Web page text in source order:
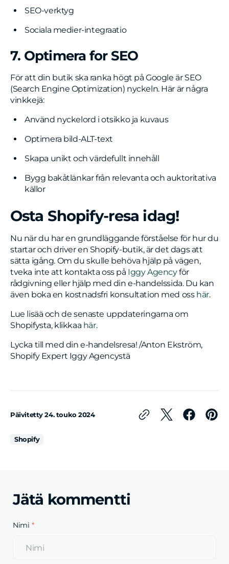
SEO-verktyg
Sociala medier-integraatio
7. Optimera for SEO
För att din butik ska ranka högt på Google är SEO
(Search Engine Optimization) nyckeln. Här är några
vinkkejä:
Använd nyckelord i otsikko ja kuvaus
Optimera bild-ALT-text
Skapa unikt och värdefullt innehåll
Bygg bakåtlänkar från relevanta och auktoritativa
källor
Osta Shopify-resa idag!
Nu när du har en grundläggande förståelse för hur du
startar och driver en Shopify-butik, är det dags att
sätta igång. Om du skulle behöva hjälp på vägen,
tveka inte att kontakta oss på Iggy Agencyför
rådgivning eller hjälp med din e-handelssida. Du kan
även boka en kostnadsfri konsultation med oss här.
Lue lisää och de senaste uppdateringarna om
Shopifysta, klikkaa här.
Lycka till med din e-handelsresa! /Anton Ekström,
Shopify Expert Iggy Agencystä
Päivitetty24. touko 2024
Shopify
Jätä kommentti
Nimi